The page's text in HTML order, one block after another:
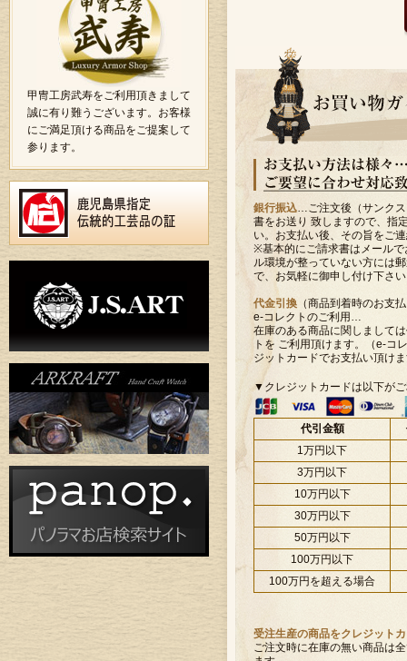
銀行振込…ご注文後（サンク
書をお送り 致しますので、指
い。お支払い後、その旨をご
※基本的にご請求書はメール
ル環境が整っていない方には
で、お気軽に御申し付け下さ
代金引換 （商品到着時のお支
e-コレクトのご利用…
在庫のある商品に関しまして
トを ご利用頂けます。（e-コ
ジットカードでお支払い頂け
▼クレジットカードは以下が
代引金額
1万円以下
3万円以下
10万円以下
30万円以下
50万円以下
100万円以下
100万円を超える場合
受注生産の商品をクレジット
ご注文時に在庫の無い商品は
甲冑工房武寿をご利用頂きまして
誠に有り難うございます。お客様
にご満足頂ける商品をご提案して
参ります。